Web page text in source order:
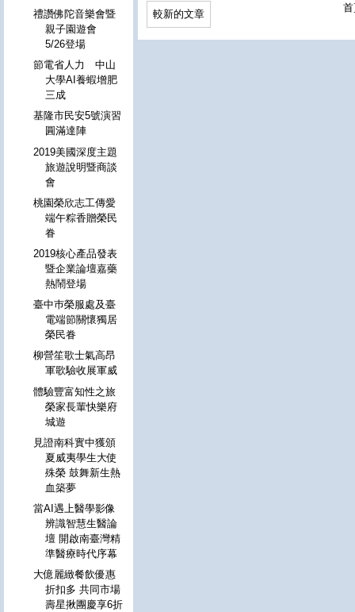
較新的文章
禮讚佛陀音樂會暨
親子園遊會
5/26登場
節電省人力 中山
大學AI養蝦增肥
三成
基隆市民安5號演習
圓滿達陣
2019美國深度主題
旅遊說明暨商談
會
桃園榮欣志工傳愛
端午粽香贈榮民
眷
2019核心產品發表
暨企業論壇嘉藥
熱鬧登場
臺中巿榮服處及臺
電端節關懷獨居
榮民眷
柳營笙歌士氣高昂
軍歌驗收展軍威
體驗豐富知性之旅
榮家長輩快樂府
城遊
見證南科實中獲頒
夏威夷學生大使
殊榮 鼓舞新生熱
血築夢
當AI遇上醫學影像
辨識智慧生醫論
壇 開啟南臺灣精
準醫療時代序幕
大億麗緻餐飲優惠
折扣多 共同市場
壽星揪團慶享6折